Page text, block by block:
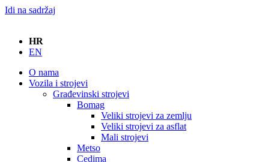
Idi na sadržaj
HR
EN
O nama
Vozila i strojevi
Građevinski strojevi
Bomag
Veliki strojevi za zemlju
Veliki strojevi za asflat
Mali strojevi
Metso
Cedima